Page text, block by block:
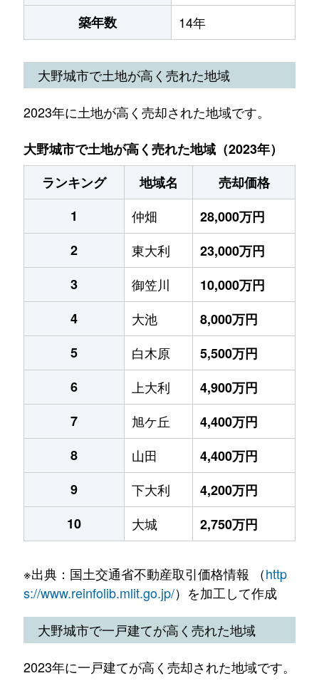
築年数 14年
大野城市で土地が高く売れた地域
2023年に土地が高く売却された地域です。
大野城市で土地が高く売れた地域（2023年）
ランキング
地域名
売却価格
1
仲畑
28,000万円
2
東大利
23,000万円
3
御笠川
10,000万円
4
大池
8,000万円
5
白木原
5,500万円
6
上大利
4,900万円
7
旭ケ丘
4,400万円
8
山田
4,400万円
9
下大利
4,200万円
10
大城 2,750万円
※出典：国土交通省不動産取引価格情報 （http
s://www.reinfolib.mlit.go.jp/）を加工して作成
大野城市で一戸建てが高く売れた地域
2023年に一戸建てが高く売却された地域です。